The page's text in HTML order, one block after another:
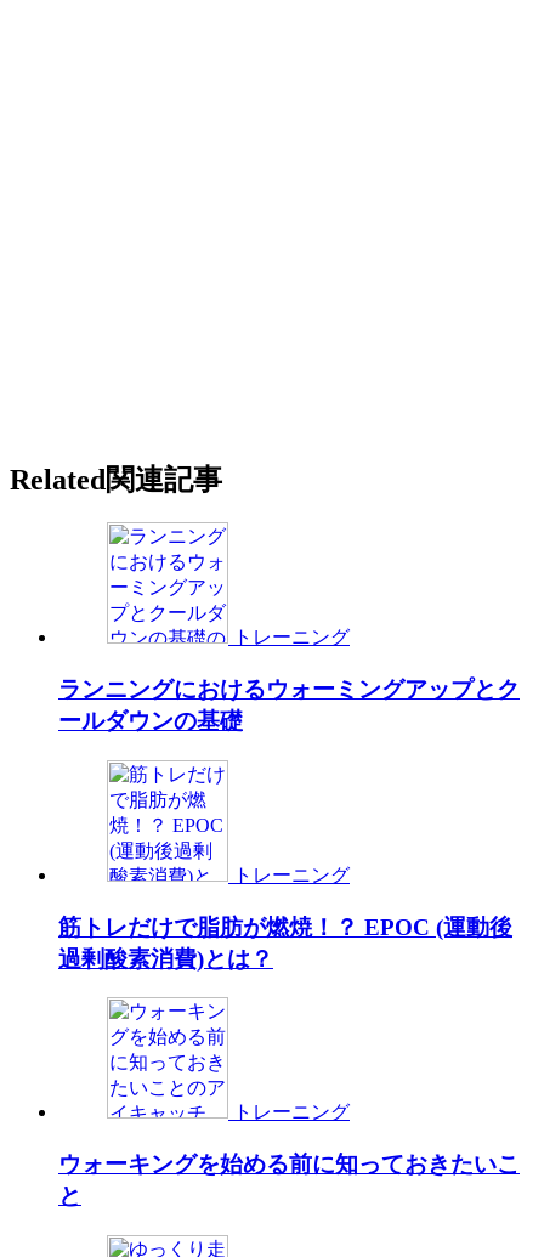
Related関連記事
トレーニング
ランニングにおけるウォーミングアップとク
ールダウンの基礎
トレーニング
筋トレだけで脂肪が燃焼！？ EPOC (運動後
過剰酸素消費)とは？
トレーニング
ウォーキングを始める前に知っておきたいこ
と